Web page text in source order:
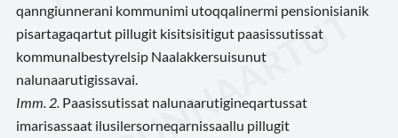
qanngiunnerani kommunimi utoqqalinermi pensionisianik
pisartagaqartut pillugit kisitsisitigut paasissutissat
kommunalbestyrelsip Naalakkersuisunut
nalunaarutigissavai.
Imm. 2. Paasissutissat nalunaarutigineqartussat
imarisassaat ilusilersorneqarnissaallu pillugit